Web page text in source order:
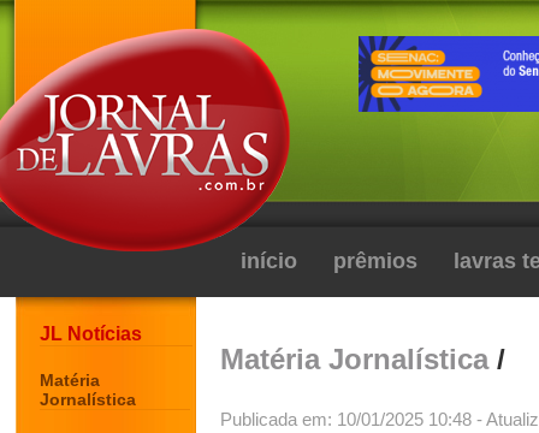
início prêmios lavras
JL Notícias
Matéria
Jornalística
Matéria Jornalística/
Publicada em: 10/01/2025 10:48 -